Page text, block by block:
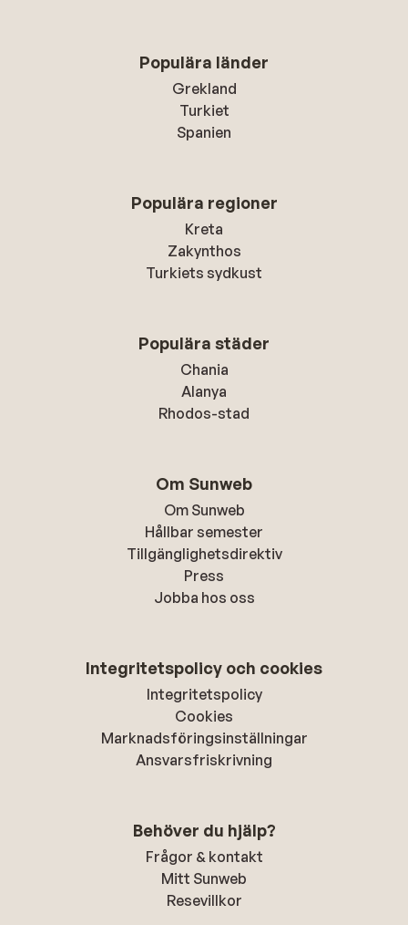
Populära länder
Grekland
Turkiet
Spanien
Populära regioner
Kreta
Zakynthos
Turkiets sydkust
Populära städer
Chania
Alanya
Rhodos-stad
Om Sunweb
Om Sunweb
Hållbar semester
Tillgänglighetsdirektiv
Press
Jobba hos oss
Integritetspolicy och cookies
Integritetspolicy
Cookies
Marknadsföringsinställningar
Ansvarsfriskrivning
Behöver du hjälp?
Frågor & kontakt
Mitt Sunweb
Resevillkor